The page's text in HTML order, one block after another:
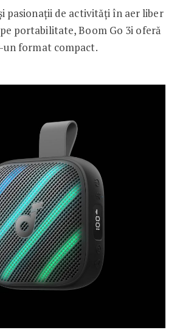
pasionații de activități în aer liber
portabilitate, Boom Go 3i oferă
format compact.